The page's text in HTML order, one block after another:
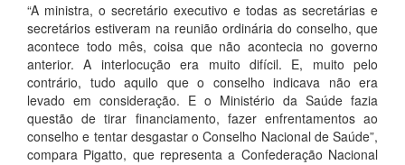
“A ministra, o secretário executivo e todas as secretárias e
secretários estiveram na reunião ordinária do conselho, que
acontece todo mês, coisa que não acontecia no governo
anterior. A interlocução era muito difícil. E, muito pelo
contrário, tudo aquilo que o conselho indicava não era
levado em consideração. E o Ministério da Saúde fazia
questão de tirar financiamento, fazer enfrentamentos ao
conselho e tentar desgastar o Conselho Nacional de Saúde”,
compara Pigatto, que representa a Confederação Nacional